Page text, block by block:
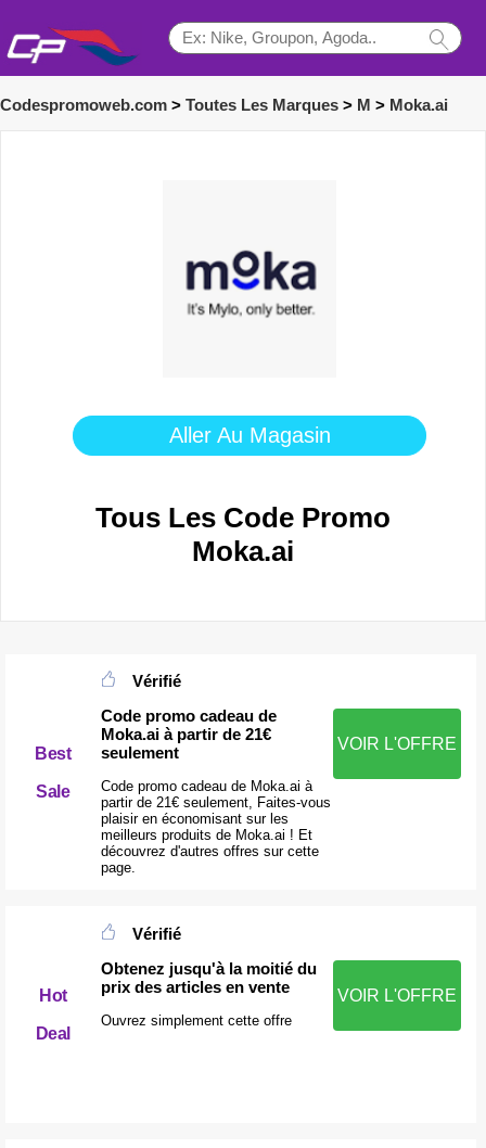
Codespromoweb.com > Toutes Les Marques > M > Moka.ai
Aller Au Magasin
Tous Les Code Promo
Moka.ai
Best
Sale
Vérifié
Code promo cadeau de
Moka.ai à partir de 21€
seulement
Code promo cadeau de Moka.ai à
partir de 21€ seulement, Faites-vous
plaisir en économisant sur les
meilleurs produits de Moka.ai ! Et
découvrez d'autres offres sur cette
page.
VOIR L'OFFRE
Hot
Deal
Vérifié
Obtenez jusqu'à la moitié du
prix des articles en vente
Ouvrez simplement cette offre
VOIR L'OFFRE